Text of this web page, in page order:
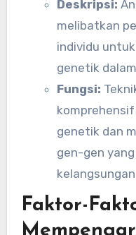
Deskripsi:
melibatkan
individu
genetik
Fungsi:
genetik dan
gen-gen
Faktor-